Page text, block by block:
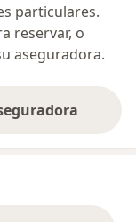
particulares.
reservar, o
aseguradora.